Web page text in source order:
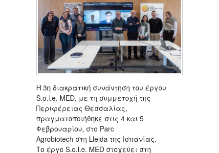
Η 3η διακρατική συνάντηση του έργου
S.o.l.e. MED, με τη συμμετοχή της
Περιφέρειας Θεσσαλίας,
πραγματοποιήθηκε στις 4 και 5
Φεβρουαρίου, στο Parc
Agrobiotech στη Lleida της Ισπανίας.
Το έργο S.o.l.e. MED στοχεύει στη